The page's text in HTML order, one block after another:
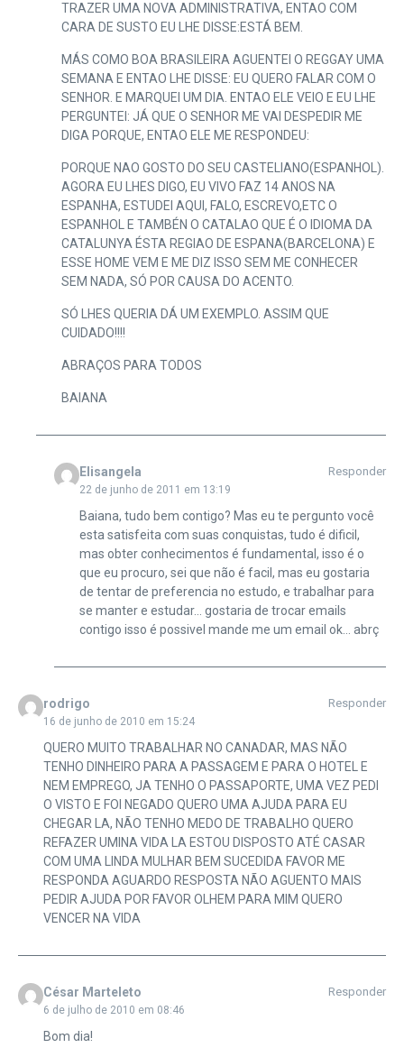
TRAZER UMA NOVA ADMINISTRATIVA, ENTAO COM
CARA DE SUSTO EU LHE DISSE:ESTÁ BEM.
MÁS COMO BOA BRASILEIRA AGUENTEI O REGGAY UMA
SEMANA E ENTAO LHE DISSE: EU QUERO FALAR COM O
SENHOR. E MARQUEI UM DIA. ENTAO ELE VEIO E EU LHE
PERGUNTEI: JÁ QUE O SENHOR ME VAI DESPEDIR ME
DIGA PORQUE, ENTAO ELE ME RESPONDEU:
PORQUE NAO GOSTO DO SEU CASTELIANO(ESPANHOL).
AGORA EU LHES DIGO, EU VIVO FAZ 14 ANOS NA
ESPANHA, ESTUDEI AQUI, FALO, ESCREVO,ETC O
ESPANHOL E TAMBÉN O CATALAO QUE É O IDIOMA DA
CATALUNYA ÉSTA REGIAO DE ESPANA(BARCELONA) E
ESSE HOME VEM E ME DIZ ISSO SEM ME CONHECER
SEM NADA, SÓ POR CAUSA DO ACENTO.
SÓ LHES QUERIA DÁ UM EXEMPLO. ASSIM QUE
CUIDADO!!!!
ABRAÇOS PARA TODOS
BAIANA
Elisangela
22 de junho de 2011 em 13:19
Responder
Baiana, tudo bem contigo? Mas eu te pergunto você
esta satisfeita com suas conquistas, tudo é dificil,
mas obter conhecimentos é fundamental, isso é o
que eu procuro, sei que não é facil, mas eu gostaria
de tentar de preferencia no estudo, e trabalhar para
se manter e estudar… gostaria de trocar emails
contigo isso é possivel mande me um email ok… abrç
rodrigo
16 de junho de 2010 em 15:24
Responder
QUERO MUITO TRABALHAR NO CANADAR, MAS NÃO
TENHO DINHEIRO PARA A PASSAGEM E PARA O HOTEL E
NEM EMPREGO, JA TENHO O PASSAPORTE, UMA VEZ PEDI
O VISTO E FOI NEGADO QUERO UMA AJUDA PARA EU
CHEGAR LA, NÃO TENHO MEDO DE TRABALHO QUERO
REFAZER UMINA VIDA LA ESTOU DISPOSTO ATÉ CASAR
COM UMA LINDA MULHAR BEM SUCEDIDA FAVOR ME
RESPONDA AGUARDO RESPOSTA NÃO AGUENTO MAIS
PEDIR AJUDA POR FAVOR OLHEM PARA MIM QUERO
VENCER NA VIDA
César Marteleto
6 de julho de 2010 em 08:46
Responder
Bom dia!